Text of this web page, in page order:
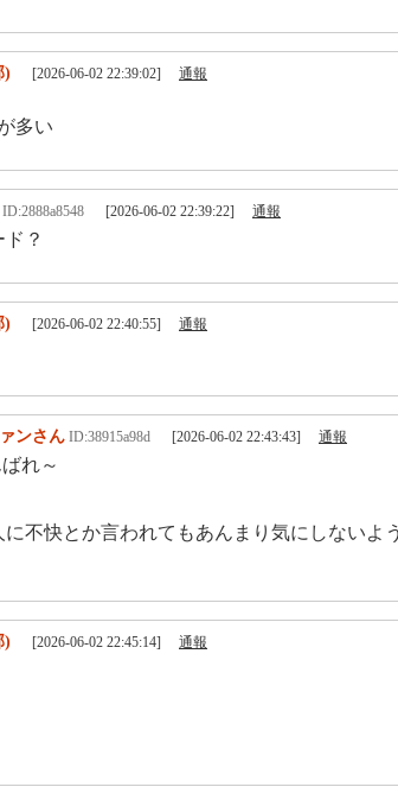
) [2026-06-02 22:39:02] 通報
多い
ID:2888a8548 [2026-06-02 22:39:22] 通報
？
) [2026-06-02 22:40:55] 通報
ンさん ID:38915a98d [2026-06-02 22:43:43] 通報
れ～
不快とか言われてもあんまり気にしないよ
) [2026-06-02 22:45:14] 通報